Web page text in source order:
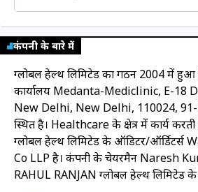
कंपनी के बारे में
ग्लोबल हेल्थ लिमिटेड का गठन 2004 में हुआ
कार्यालय Medanta-Mediclinic, E-18
New Delhi, New Delhi, 110024,
स्थित है। Healthcare के क्षेत्र में कार्य करती
ग्लोबल हेल्थ लिमिटेड के ऑडिटर/ऑर्डिटर्स
Co LLP है। कंपनी के चेयरमैन Naresh
RAHUL RANJAN ग्लोबल हेल्थ लिमिटेड के